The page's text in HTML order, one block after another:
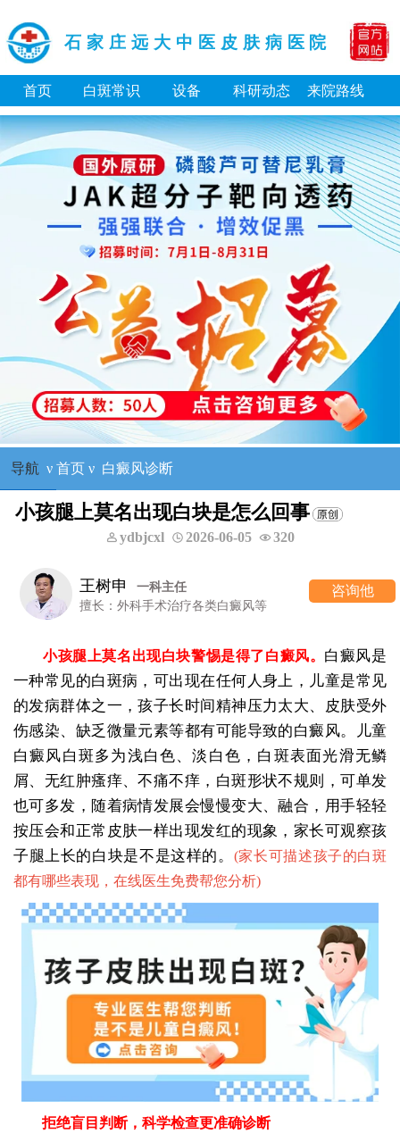
石家庄远大中医皮肤病医院
首页 白斑常识 设备 科研动态 来院路线
导航 ν 首页ν 白癜风诊断
小孩腿上莫名出现白块是怎么回事
ydbjcxl 2026-06-05 320
王树申
一科主任
擅长：外科手术治疗各类白癜风等
咨询他
小孩腿上莫名出现白块警惕是得了白癜风。 白癜风是
一种常见的白斑病，可出现在任何人身上，儿童是常见
的发病群体之一，孩子长时间精神压力太大、皮肤受外
伤感染、缺乏微量元素等都有可能导致的白癜风。儿童
白癜风白斑多为浅白色、淡白色，白斑表面光滑无鳞
屑、无红肿瘙痒、不痛不痒，白斑形状不规则，可单发
也可多发，随着病情发展会慢慢变大、融合，用手轻轻
按压会和正常皮肤一样出现发红的现象，家长可观察孩
子腿上长的白块是不是这样的。 (家长可描述孩子的白斑
都有哪些表现，在线医生免费帮您分析)
拒绝盲目判断，科学检查更准确诊断